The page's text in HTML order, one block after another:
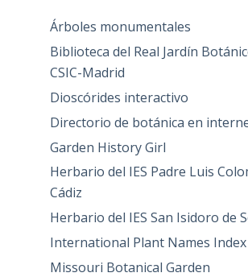
Árboles monumentales
Biblioteca del Real Jardín
CSIC-Madrid
Dioscórides interactivo
Directorio de botánica en
Garden History Girl
Herbario del IES Padre Luis
Cádiz
Herbario del IES San Isidoro de
International Plant Names Index
Missouri Botanical Garden